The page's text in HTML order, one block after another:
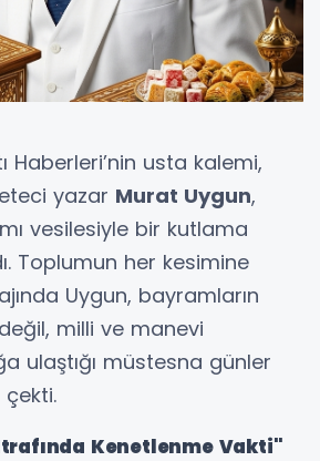
Haberleri’nin usta kalemi,
yazar Murat Uygun,
vesilesiyle bir kutlama
Toplumun her kesimine
Uygun, bayramların
milli ve manevi
ulaştığı müstesna günler
Kenetlenme Vakti"